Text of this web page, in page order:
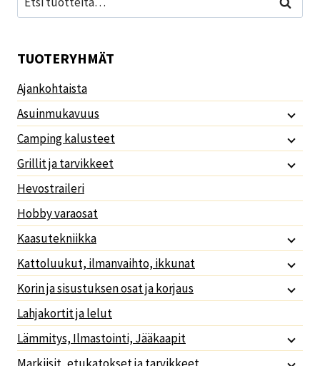
TUOTERYHMÄT
Ajankohtaista
Asuinmukavuus
Camping kalusteet
Grillit ja tarvikkeet
Hevostraileri
Hobby varaosat
Kaasutekniikka
Kattoluukut, ilmanvaihto, ikkunat
Korin ja sisustuksen osat ja korjaus
Lahjakortit ja lelut
Lämmitys, Ilmastointi, Jääkaapit